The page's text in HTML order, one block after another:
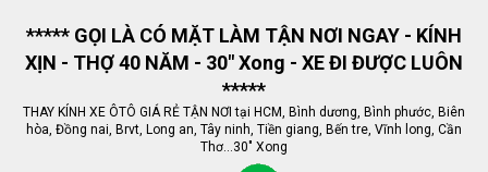
***** GỌI LÀ CÓ MẶT LÀM TẬN NƠI NGAY - KÍNH
XỊN - THỢ 40 NĂM - 30" Xong - XE ĐI ĐƯỢC LUÔN
*****
THAY KÍNH XE ÔTÔ GIÁ RẺ TẬN NƠI tại HCM, Bình dương, Bình phước, Biên
hòa, Đồng nai, Brvt, Long an, Tây ninh, Tiền giang, Bến tre, Vĩnh long, Cần
Thơ...30" Xong